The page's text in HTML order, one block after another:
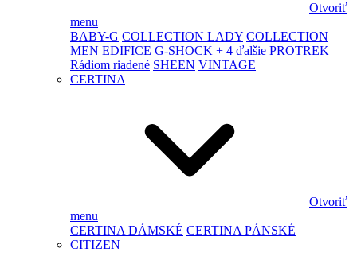
Otvoriť
menu
BABY-G COLLECTION LADY COLLECTION
MEN EDIFICE G-SHOCK + 4 ďalšie PROTREK
Rádiom riadené SHEEN VINTAGE
CERTINA
Otvoriť
menu
CERTINA DÁMSKÉ CERTINA PÁNSKÉ
CITIZEN